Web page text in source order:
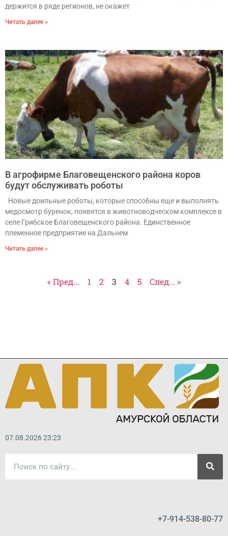
держится в ряде регионов, не окажет
Читать далее »
В агрофирме Благовещенского района коров
будут обслуживать роботы
Новые доильные роботы, которые способны еще и выполнять
медосмотр буренок, появятся в животноводческом комплексе в
селе Грибское Благовещенского района. Единственное
племенное предприятие на Дальнем
Читать далее »
« Пред... 1 2 3 4 5 След... »
07.08.2026 23:23
+7-914-538-80-77